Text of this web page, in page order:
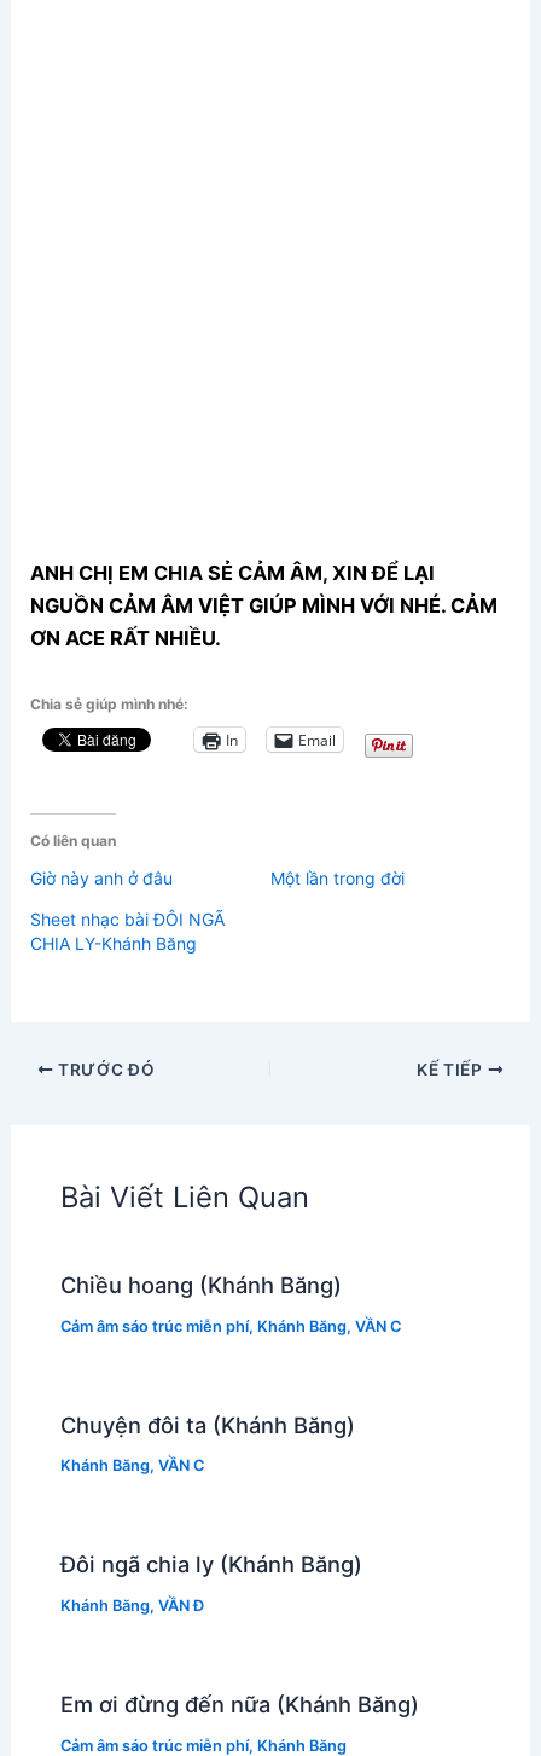
ANH CHỊ EM CHIA SẺ CẢM ÂM, XIN ĐỂ LẠI
NGUỒN CẢM ÂM VIỆT GIÚP MÌNH VỚI NHÉ. CẢM
ƠN ACE RẤT NHIỀU.
Chia sẻ giúp mình nhé:
In Email
Có liên quan
Giờ này anh ở đâu
Một lần trong đời
Sheet nhạc bài ĐÔI NGÃ
CHIA LY-Khánh Băng
TRƯỚC ĐÓ KẾ TIẾP
Bài Viết Liên Quan
Chiều hoang (Khánh Băng)
Cảm âm sáo trúc miễn phí, Khánh Băng, VẦN C
Chuyện đôi ta (Khánh Băng)
Khánh Băng, VẦN C
Đôi ngã chia ly (Khánh Băng)
Khánh Băng, VẦN Đ
Em ơi đừng đến nữa (Khánh Băng)
Cảm âm sáo trúc miễn phí, Khánh Băng